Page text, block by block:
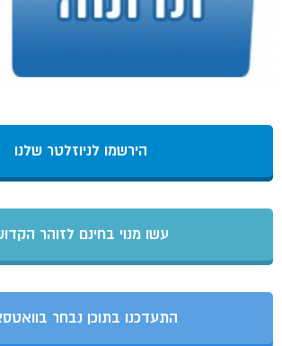
הירשמו לניוזלטר שלנו
עשו מנוי בחינם לזוהר
התעדכנו בתוכן נבחר